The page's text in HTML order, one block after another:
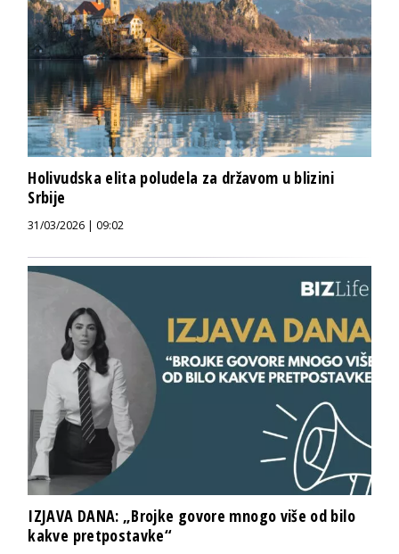
Holivudska elita poludela za državom u blizini
Srbije
31/03/2026 | 09:02
IZJAVA DANA: „Brojke govore mnogo više od bilo
kakve pretpostavke“